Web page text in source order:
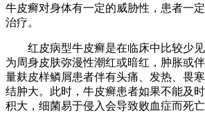
牛皮癣对身体有一定的威胁性，患者一
治疗。
红皮病型牛皮癣是在临床中比较少见
为周身皮肤弥漫性潮红或暗红，肿胀或
量麸皮样鳞屑患者伴有头痛、发热、畏
结肿大。此时，牛皮癣患者如果不能及
积大，细菌易于侵入会导致败血症而死亡